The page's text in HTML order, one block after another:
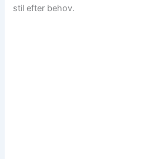
stil efter behov.